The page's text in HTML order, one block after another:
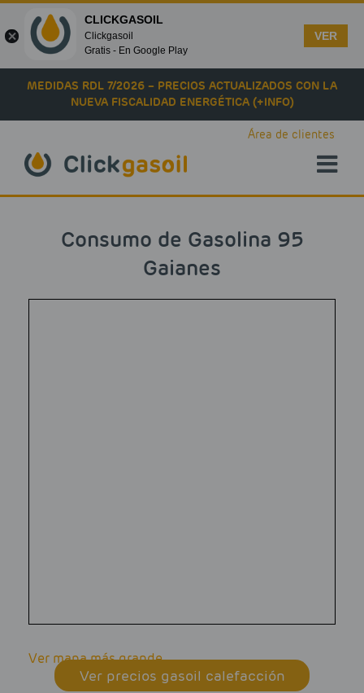
Skip to main content
MEDIDAS RDL 7/2026 – PRECIOS ACTUALIZADOS CON LA
NUEVA FISCALIDAD ENERGÉTICA (+INFO)
Área de clientes
Consumo de Gasolina 95
Gaianes
Ver mapa más grande
Ver precios gasoil calefacción
CLICKGASOIL
Clickgasoil
Gratis - En Google Play
VER